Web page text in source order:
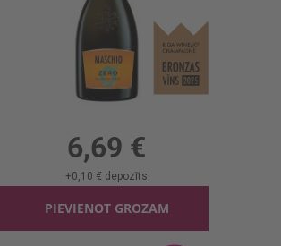
Dzirkst.vīns Cantine Maschio B/a 0%
6,69 €
+0,10 € depozīts
PIEVIENOT GROZAM